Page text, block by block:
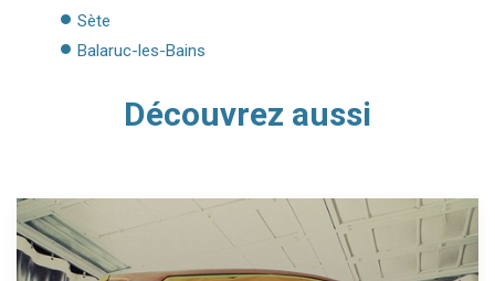
Sète
Balaruc-les-Bains
Découvrez aussi